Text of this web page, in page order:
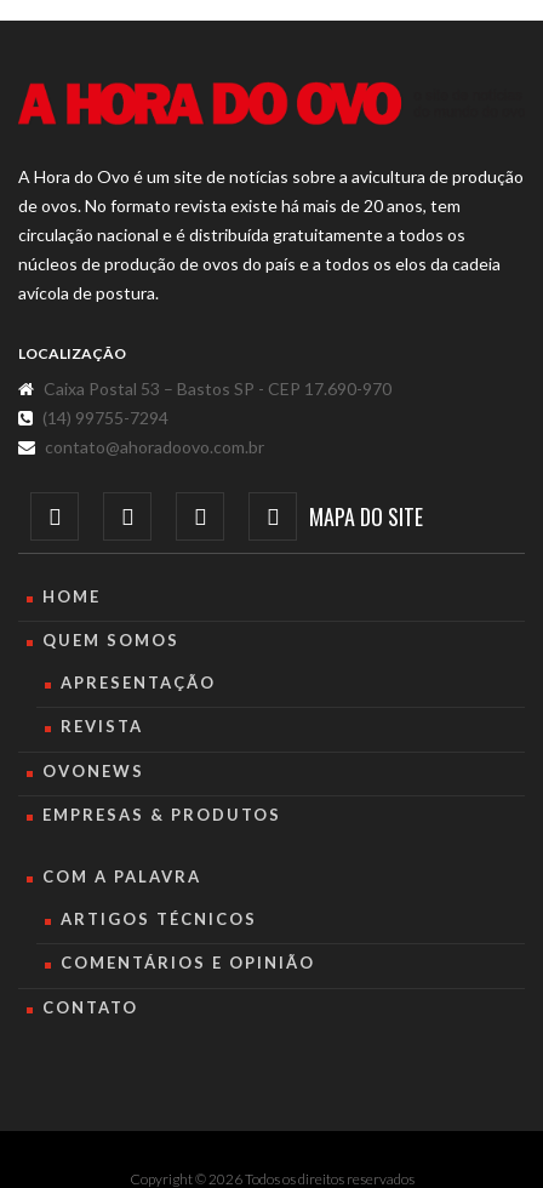
A Hora do Ovo é um site de notícias sobre a avicultura de produção
de ovos. No formato revista existe há mais de 20 anos, tem
circulação nacional e é distribuída gratuitamente a todos os
núcleos de produção de ovos do país e a todos os elos da cadeia
avícola de postura.
LOCALIZAÇÃO
Caixa Postal 53 – Bastos SP - CEP 17.690-970
(14) 99755-7294
contato@ahoradoovo.com.br
MAPA DO SITE
HOME
QUEM SOMOS
APRESENTAÇÃO
REVISTA
OVONEWS
EMPRESAS & PRODUTOS
COM A PALAVRA
ARTIGOS TÉCNICOS
COMENTÁRIOS E OPINIÃO
CONTATO
Copyright © 2026 Todos os direitos reservados